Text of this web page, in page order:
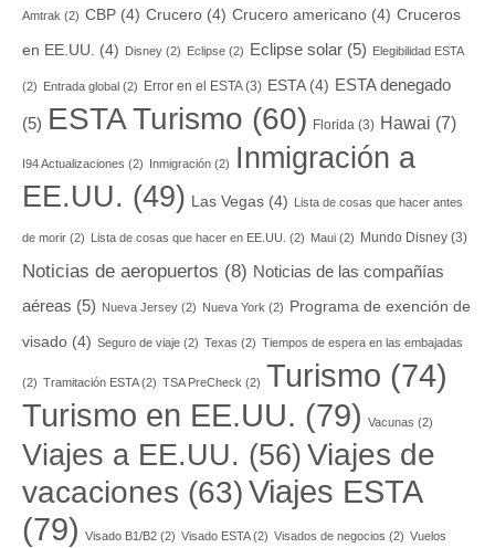
Amtrak (2) CBP (4) Crucero (4) Crucero americano (4) Cruceros
en EE.UU. (4) Disney (2) Eclipse (2) Eclipse solar (5) Elegibilidad ESTA
(2) Entrada global (2) Error en el ESTA(3) ESTA(4) ESTA denegado
(5) ESTA Turismo (60) Florida (3) Hawai (7)
I94 Actualizaciones (2) Inmigración (2)
Inmigración a
EE.UU. (49) Las Vegas (4) Lista de cosas que hacer antes
de morir (2) Lista de cosas que hacer en EE.UU. (2) Maui (2) Mundo Disney (3)
Noticias de aeropuertos (8) Noticias de las compañías
aéreas (5) Nueva Jersey (2) Nueva York (2) Programa de exención de
visado (4) Seguro de viaje (2) Texas (2) Tiempos de espera en las embajadas
(2) Tramitación ESTA(2) TSA PreCheck (2) Turismo (74)
Turismo en EE.UU. (79) Vacunas (2)
Viajes a EE.UU. (56)Viajes de
vacaciones (63)Viajes ESTA
(79) Visado B1/B2 (2) Visado ESTA(2) Visados de negocios (2) Vuelos